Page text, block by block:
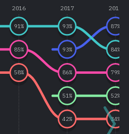
2016 2017 2018
93%
87%
91% 93%
84%
85%
86% 79%
58%
42% 34%
51% 52%